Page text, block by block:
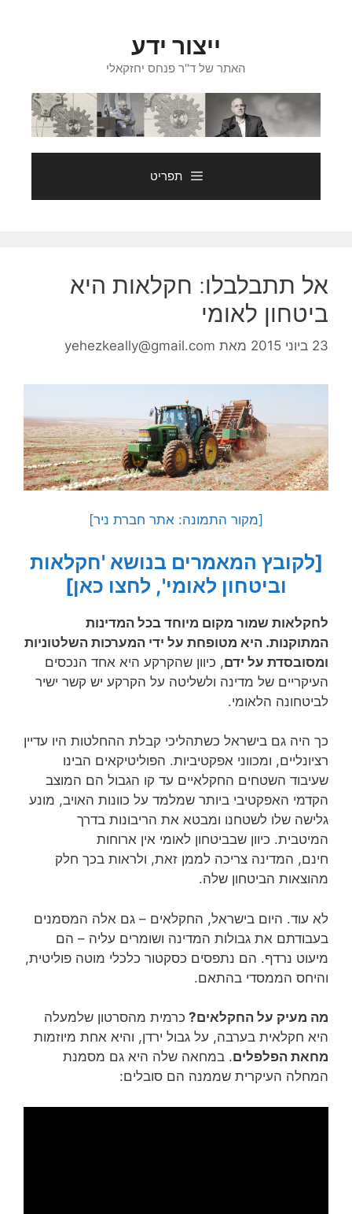
ייצור ידע
האתר של ד"ר פנחס יחזקאלי
תפריט
אל תתבלבלו: חקלאות היא
ביטחון לאומי
23 ביוני 2015 מאת yehezkeally@gmail.com
[מקור התמונה: אתר חברת ניר]
[לקובץ המאמרים בנושא 'חקלאות
וביטחון לאומי', לחצו כאן]
לחקלאות שמור מקום מיוחד בכל המדינות
המתוקנות. היא מטופחת על ידי המערכות השלטוניות
ומסובסדת על ידם, כיוון שהקרקע היא אחד הנכסים
העיקריים של מדינה ולשליטה על הקרקע יש קשר ישיר
לביטחונה הלאומי.
כך היה גם בישראל כשתהליכי קבלת ההחלטות היו עדיין
רציונליים, ומכווני אפקטיביות. הפוליטיקאים הבינו
שעיבוד השטחים החקלאיים עד קו הגבול הם המוצב
הקדמי האפקטיבי ביותר שמלמד על כוונות האויב, מונע
גלישה שלו לשטחנו ומבטא את הריבונות בדרך
המיטבית. כיוון שבביטחון לאומי אין ארוחות
חינם, המדינה צריכה לממן זאת, ולראות בכך חלק
מהוצאות הביטחון שלה.
לא עוד. היום בישראל, החקלאים – גם אלה המסמנים
בעבודתם את גבולות המדינה ושומרים עליה – הם
מיעוט נרדף. הם נתפסים כסקטור כלכלי מוטה פוליטית,
והיחס הממסדי בהתאם.
מה מעיק על החקלאים? כרמית מהסרטון שלמעלה
היא חקלאית בערבה, על גבול ירדן, והיא אחת מיוזמות
מחאת הפלפלים. במחאה שלה היא גם מסמנת
המחלה העיקרית שממנה הם סובלים: